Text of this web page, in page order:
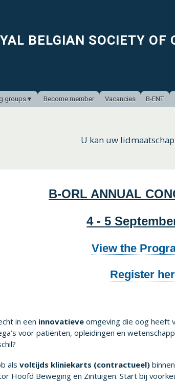
BELGIAN SOCIETY OF
groups Become member Vacancies B-ENT
U kan uw
B-ORL ANNUAL
4 - 5
View the
Register
in een innovatieve omgeving die oog heeft
voor patiënten, opleidingen en
als voltijds kliniekarts (contractueel)
Hoofd Beweging en Zintuigen. Start bij